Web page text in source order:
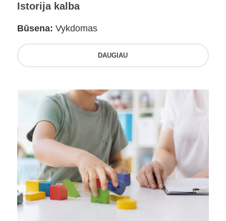
Istorija kalba
Būsena: Vykdomas
DAUGIAU